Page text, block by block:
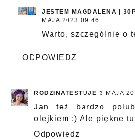
JESTEM MAGDALENA |
MAJA 2023 09:46
Warto, szczególnie o
ODPOWIEDZ
RODZINATESTUJE 3 MAJA
Jan też bardzo
olejkiem :) Ale piękne
Odpowiedz